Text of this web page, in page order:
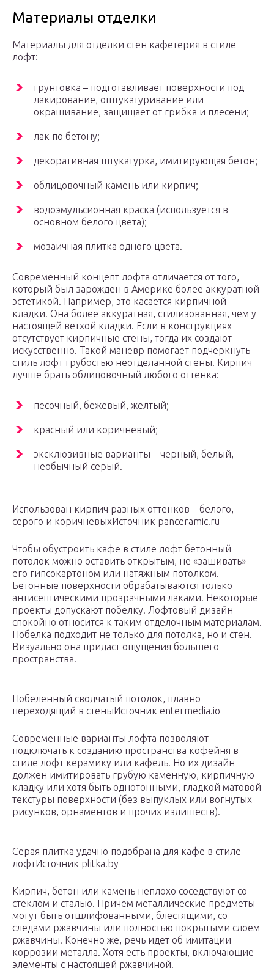
Материалы отделки
Материалы для отделки стен кафетерия в стиле
лофт:
грунтовка – подготавливает поверхности под
лакирование, оштукатуривание или
окрашивание, защищает от грибка и плесени;
лак по бетону;
декоративная штукатурка, имитирующая бетон;
облицовочный камень или кирпич;
водоэмульсионная краска (используется в
основном белого цвета);
мозаичная плитка одного цвета.
Современный концепт лофта отличается от того,
который был зарожден в Америке более аккуратной
эстетикой. Например, это касается кирпичной
кладки. Она более аккуратная, стилизованная, чем у
настоящей ветхой кладки. Если в конструкциях
отсутствует кирпичные стены, тогда их создают
искусственно. Такой маневр помогает подчеркнуть
стиль лофт грубостью неотделанной стены. Кирпич
лучше брать облицовочный любого оттенка:
песочный, бежевый, желтый;
красный или коричневый;
эксклюзивные варианты – черный, белый,
необычный серый.
Использован кирпич разных оттенков – белого,
серого и коричневыхИсточник panceramic.ru
Чтобы обустроить кафе в стиле лофт бетонный
потолок можно оставить открытым, не «зашивать»
его гипсокартоном или натяжным потолком.
Бетонные поверхности обрабатываются только
антисептическими прозрачными лаками. Некоторые
проекты допускают побелку. Лофтовый дизайн
спокойно относится к таким отделочным материалам.
Побелка подходит не только для потолка, но и стен.
Визуально она придаст ощущения большего
пространства.
Побеленный сводчатый потолок, плавно
переходящий в стеныИсточник entermedia.io
Современные варианты лофта позволяют
подключать к созданию пространства кофейня в
стиле лофт керамику или кафель. Но их дизайн
должен имитировать грубую каменную, кирпичную
кладку или хотя быть однотонными, гладкой матовой
текстуры поверхности (без выпуклых или вогнутых
рисунков, орнаментов и прочих излишеств).
Серая плитка удачно подобрана для кафе в стиле
лофтИсточник plitka.by
Кирпич, бетон или камень неплохо соседствуют со
стеклом и сталью. Причем металлические предметы
могут быть отшлифованными, блестящими, со
следами ржавчины или полностью покрытыми слоем
ржавчины. Конечно же, речь идет об имитации
коррозии металла. Хотя есть проекты, включающие
элементы с настоящей ржавчиной.